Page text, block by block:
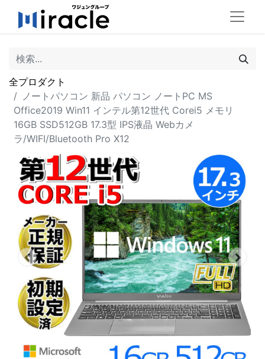
全プロダクト
ノートパソコン 新品 パソコン ノートPC MS
Office2019 Win11 インテル第12世代 Corei5 メモリ
16GB SSD512GB 17.3型 IPS液晶 Webカメ
ラ/WIFI/Bluetooth Pro X12